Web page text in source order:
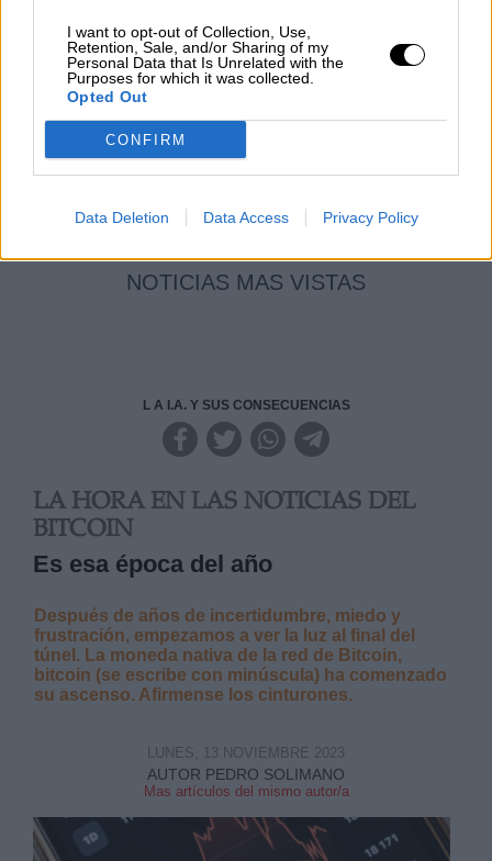
I want to opt-out of Collection, Use,
Retention, Sale, and/or Sharing of my
Personal Data that Is Unrelated with the
Purposes for which it was collected.
Opted Out
CONFIRM
Data Deletion Data Access Privacy Policy
Reconquista leonesa
Por Carlos Miranda
Clara Campoamor: Mi sueño,
mi pesadilla
NOTICIAS MAS VISTAS
L A I.A. Y SUS CONSECUENCIAS
LA HORA EN LAS NOTICIAS DEL
BITCOIN
Es esa época del año
Después de años de incertidumbre, miedo y
frustración, empezamos a ver la luz al final del
túnel. La moneda nativa de la red de Bitcoin,
bitcoin (se escribe con minúscula) ha comenzado
su ascenso. Afirmense los cinturones.
AUTOR PEDRO SOLIMANO
Mas artículos del mismo autor/a
LUNES, 13 NOVIEMBRE 2023